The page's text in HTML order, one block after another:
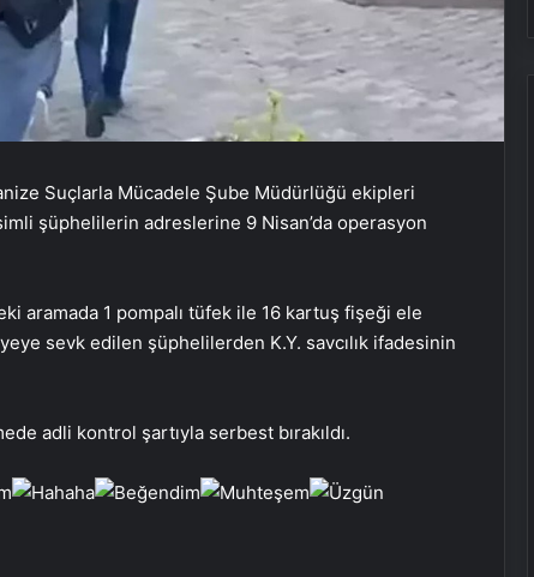
Suçlarla Mücadele Şube Müdürlüğü ekipleri
şüphelilerin adreslerine 9 Nisan’da operasyon
aramada 1 pompalı tüfek ile 16 kartuş fişeği ele
sevk edilen şüphelilerden K.Y. savcılık ifadesinin
adli kontrol şartıyla serbest bırakıldı.
Bigo Elmas Bayi – Güvenli, Hızlı ve
Uygun Fiyatlı Elmas Satın Almanın
Datahost İle Güvenilir Sunucu